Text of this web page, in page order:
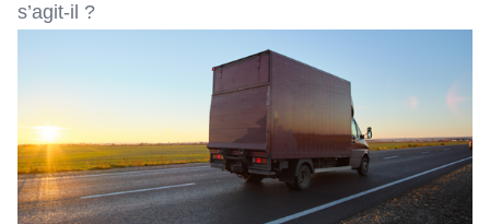
s’agit-il ?